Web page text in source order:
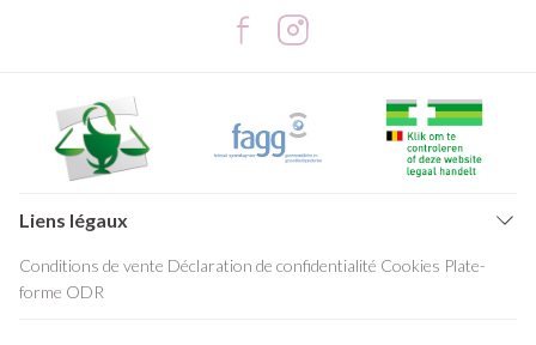
Liens légaux
Conditions de vente Déclaration de confidentialité Cookies Plate-
forme ODR